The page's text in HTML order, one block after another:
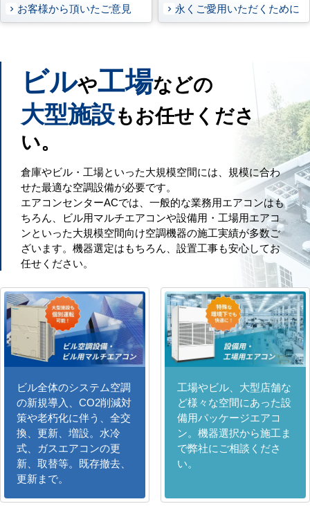
お客様から頂いたご意見 永くご愛用いただくために
ビルや工場などの
大型施設もお任せくださ
い。
倉庫やビル・工場といった大規模空間には、規模に合わ
せた最適な空調設備が必要です。
エアコンセンターACでは、一般的な業務用エアコンはも
ちろん、ビル用マルチエアコンや設備用・工場用エアコ
ンといった大規模空間向け空調機器の施工実績が多数ご
ざいます。機器選定はもちろん、設置工事も安心してお
任せください。
ビル全体のシステム空調
の新規導入、CO2削減対
策や老朽化に伴う、全交
換、更新、増設。水冷
式、ガスエアコンの更
新、取替等。既存撤去、
更新まで。
工場やビル、大型店舗な
ど様々な空間にあった設
備用パッケージエアコ
ン。機器選択から施工ま
で弊社にご相談くださ
い。